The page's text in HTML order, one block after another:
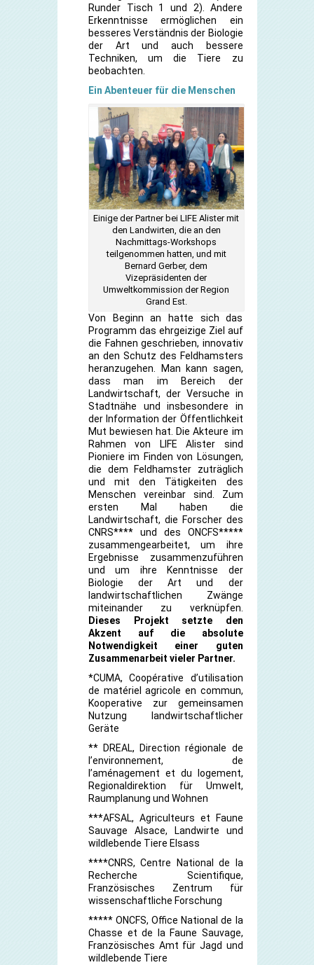
Runder Tisch 1 und 2). Andere
Erkenntnisse ermöglichen ein
besseres Verständnis der Biologie
der Art und auch bessere
Techniken, um die Tiere zu
beobachten.
Ein Abenteuer für die Menschen
Einige der Partner bei LIFE Alister mit
den Landwirten, die an den
Nachmittags-Workshops
teilgenommen hatten, und mit
Bernard Gerber, dem
Vizepräsidenten der
Umweltkommission der Region
Grand Est.
Von Beginn an hatte sich das
Programm das ehrgeizige Ziel auf
die Fahnen geschrieben, innovativ
an den Schutz des Feldhamsters
heranzugehen. Man kann sagen,
dass man im Bereich der
Landwirtschaft, der Versuche in
Stadtnähe und insbesondere in
der Information der Öffentlichkeit
Mut bewiesen hat. Die Akteure im
Rahmen von LIFE Alister sind
Pioniere im Finden von Lösungen,
die dem Feldhamster zuträglich
und mit den Tätigkeiten des
Menschen vereinbar sind. Zum
ersten Mal haben die
Landwirtschaft, die Forscher des
CNRS**** und des ONCFS*****
zusammengearbeitet, um ihre
Ergebnisse zusammenzuführen
und um ihre Kenntnisse der
Biologie der Art und der
landwirtschaftlichen Zwänge
miteinander zu verknüpfen.
Dieses Projekt setzte den
Akzent auf die absolute
Notwendigkeit einer guten
Zusammenarbeit vieler Partner.
*CUMA, Coopérative d’utilisation
de matériel agricole en commun,
Kooperative zur gemeinsamen
Nutzung landwirtschaftlicher
Geräte
** DREAL, Direction régionale de
l’environnement, de
l’aménagement et du logement,
Regionaldirektion für Umwelt,
Raumplanung und Wohnen
***AFSAL, Agriculteurs et Faune
Sauvage Alsace, Landwirte und
wildlebende Tiere Elsass
****CNRS, Centre National de la
Recherche Scientifique,
Französisches Zentrum für
wissenschaftliche Forschung
***** ONCFS, Office National de la
Chasse et de la Faune Sauvage,
Französisches Amt für Jagd und
wildlebende Tiere